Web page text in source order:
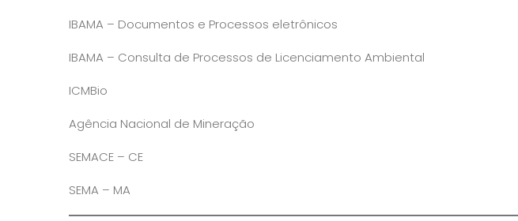
IBAMA – Documentos e Processos eletrônicos
IBAMA – Consulta de Processos de Licenciamento Ambiental
ICMBio
Agência Nacional de Mineração
SEMACE – CE
SEMA – MA